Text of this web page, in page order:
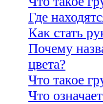
Где
Как стать
Почему
цвета?
Что такое
Что